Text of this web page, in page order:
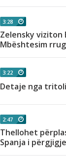
3:28
Zelensky viziton
Mbështesim
3:22
Detaje nga
2:47
Thellohet
Spanja i